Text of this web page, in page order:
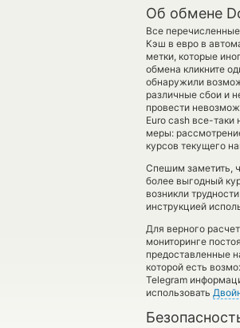
Об обмене
Все
Кэш в евро в
метки, которые
обмена кликните
обнаружили
различные сбои и
провести
Euro cash все-
меры:
курсов текущего
Спешим заметить,
более выгодный
возникли
инструкцией
Для верного
мониторинге
предоставленные
которой есть
Telegram
использовать